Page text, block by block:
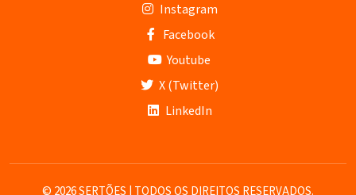
Instagram
Facebook
Youtube
X (Twitter)
LinkedIn